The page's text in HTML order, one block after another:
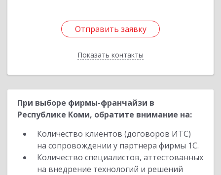
Отправить заявку
Показать контакты
Отправить заявку
Назад
При выборе фирмы-франчайзи в
Республике Коми, обратите внимание на:
Количество клиентов (договоров ИТС)
на сопровождении у партнера фирмы 1С.
Количество специалистов, аттестованных
на внедрение технологий и решений